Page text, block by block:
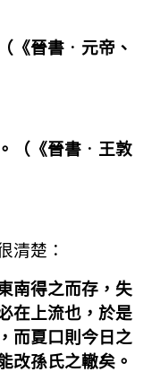
（ 《晉書 ． 元帝、
（ 《晉書 ． 王敦
清楚：
南得之而存，失
在上流也，於是
而夏口則今日之
改孫氏之轍矣。